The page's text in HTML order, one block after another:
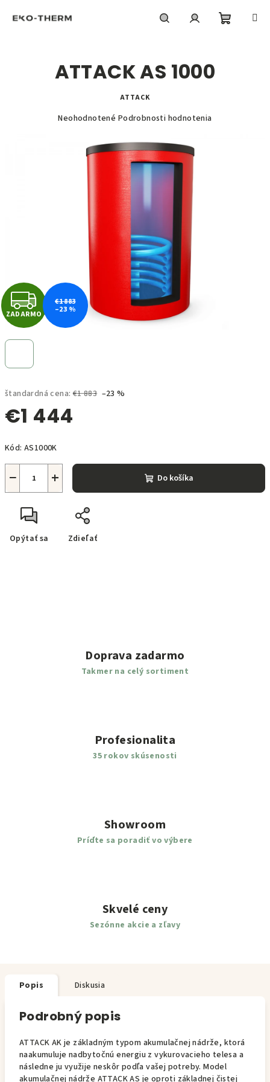
štandardná cena: €1 883 –23 %
€1 444
cena:
Kód: AS1000K
+
− Do košíka
Opýtať sa Zdieľať
ATTACK AS 1000
ATTACK
Priemerné
Neohodnotené Podrobnosti hodnotenia
Z
A
R
M
O
ZADARMO
€1 883
–23 %
Doprava zadarmo
Takmer na celý sortiment
Profesionalita
35 rokov skúsenosti
Showroom
Príďte sa poradiť vo výbere
Skvelé ceny
Sezónne akcie a zľavy
Popis Diskusia
Podrobný popis
ATTACK AK je základným typom akumulačnej nádrže, ktorá
naakumuluje nadbytočnú energiu z vykurovacieho telesa a
následne ju využije neskôr podľa vašej potreby. Model
akumulačnej nádrže ATTACK AS je oproti základnej čistej